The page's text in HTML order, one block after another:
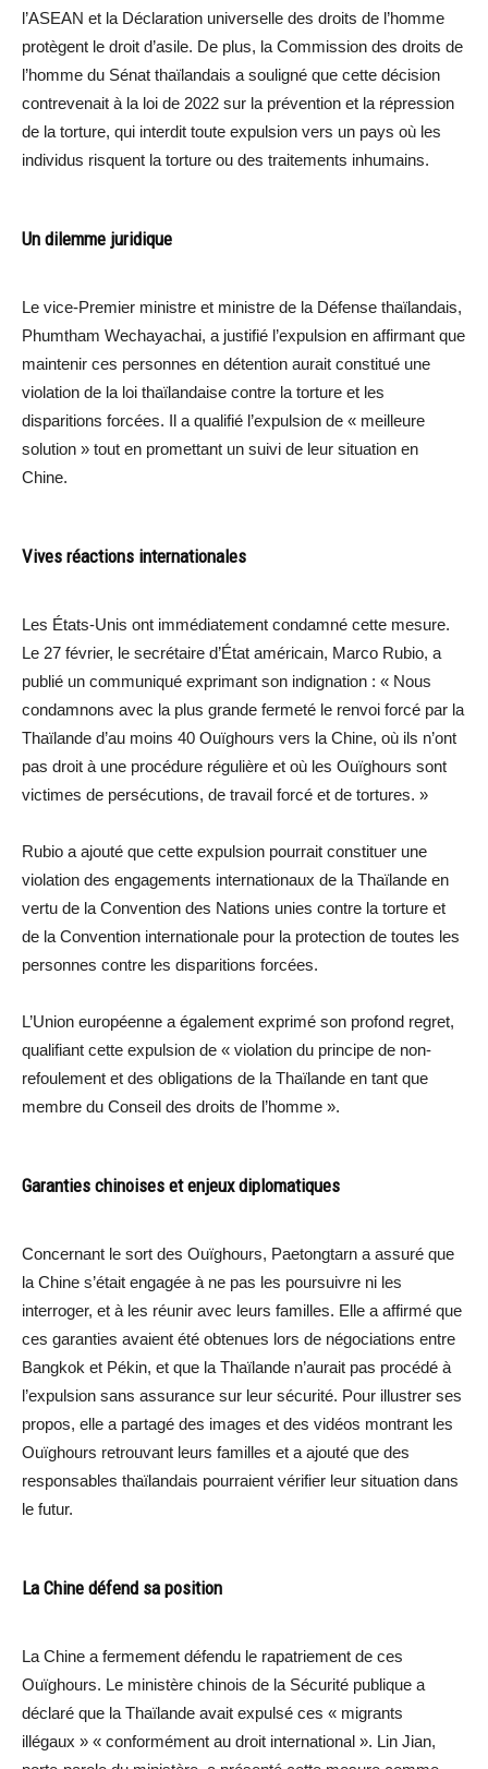
l’ASEAN et la Déclaration universelle des droits de l’homme
protègent le droit d’asile. De plus, la Commission des droits de
l’homme du Sénat thaïlandais a souligné que cette décision
contrevenait à la loi de 2022 sur la prévention et la répression
de la torture, qui interdit toute expulsion vers un pays où les
individus risquent la torture ou des traitements inhumains.
Un dilemme juridique
Le vice-Premier ministre et ministre de la Défense thaïlandais,
Phumtham Wechayachai, a justifié l’expulsion en affirmant que
maintenir ces personnes en détention aurait constitué une
violation de la loi thaïlandaise contre la torture et les
disparitions forcées. Il a qualifié l’expulsion de « meilleure
solution » tout en promettant un suivi de leur situation en
Chine.
Vives réactions internationales
Les États-Unis ont immédiatement condamné cette mesure.
Le 27 février, le secrétaire d’État américain, Marco Rubio, a
publié un communiqué exprimant son indignation : « Nous
condamnons avec la plus grande fermeté le renvoi forcé par la
Thaïlande d’au moins 40 Ouïghours vers la Chine, où ils n’ont
pas droit à une procédure régulière et où les Ouïghours sont
victimes de persécutions, de travail forcé et de tortures. »
Rubio a ajouté que cette expulsion pourrait constituer une
violation des engagements internationaux de la Thaïlande en
vertu de la Convention des Nations unies contre la torture et
de la Convention internationale pour la protection de toutes les
personnes contre les disparitions forcées.
L’Union européenne a également exprimé son profond regret,
qualifiant cette expulsion de « violation du principe de non-
refoulement et des obligations de la Thaïlande en tant que
membre du Conseil des droits de l’homme ».
Garanties chinoises et enjeux diplomatiques
Concernant le sort des Ouïghours, Paetongtarn a assuré que
la Chine s’était engagée à ne pas les poursuivre ni les
interroger, et à les réunir avec leurs familles. Elle a affirmé que
ces garanties avaient été obtenues lors de négociations entre
Bangkok et Pékin, et que la Thaïlande n’aurait pas procédé à
l’expulsion sans assurance sur leur sécurité. Pour illustrer ses
propos, elle a partagé des images et des vidéos montrant les
Ouïghours retrouvant leurs familles et a ajouté que des
responsables thaïlandais pourraient vérifier leur situation dans
le futur.
La Chine défend sa position
La Chine a fermement défendu le rapatriement de ces
Ouïghours. Le ministère chinois de la Sécurité publique a
déclaré que la Thaïlande avait expulsé ces « migrants
illégaux » « conformément au droit international ». Lin Jian,